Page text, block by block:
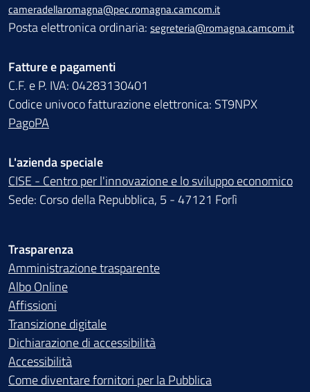
cameradellaromagna@pec.romagna.camcom.it
Posta elettronica ordinaria: segreteria@romagna.camcom.it
Fatture e pagamenti
C.F. e P. IVA: 04283130401
Codice univoco fatturazione elettronica: ST9NPX
PagoPA
L'azienda speciale
CISE - Centro per l'innovazione e lo sviluppo economico
Sede: Corso della Repubblica, 5 - 47121 Forlì
Trasparenza
Amministrazione trasparente
Albo Online
Affissioni
Transizione digitale
Dichiarazione di accessibilità
Accessibilità
Come diventare fornitori per la Pubblica